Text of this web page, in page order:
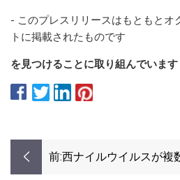
- このプレスリリースはもともとオ
トに掲載されたものです
を見つけることに取り組んでいます
前:西ナイルウイルスが複